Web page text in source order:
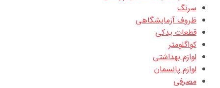
سرنگ
ظروف آزمایشگاهی
قطعات یدکی
کواگلومتر
لوازم بهداشتی
لوازم پانسمان
مصرفی